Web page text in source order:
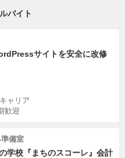
バイト
サイトを安全に改修
ャリア
歓迎
備室
学校『まちのスコーレ』会計